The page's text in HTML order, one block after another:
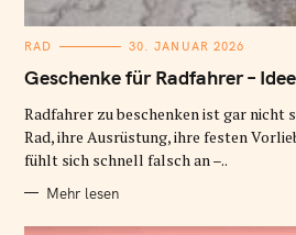
K
T
E
O
R
I
N
RAD 30. JANUAR 2026
Geschenke für Radfahrer –
Radfahrer zu beschenken ist gar nicht
Rad, ihre Ausrüstung, ihre festen
fühlt sich schnell falsch an –..
Mehr lesen